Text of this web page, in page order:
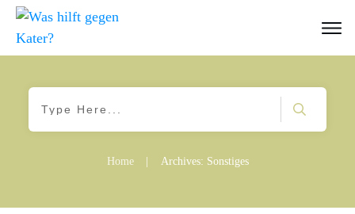
Home Archives: Sonstiges